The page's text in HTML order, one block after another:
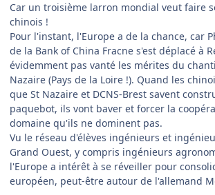
Car un troisième larron mondial veut faire
chinois !
Pour l'instant, l'Europe a de la chance, car
de la Bank of China Fracne s'est déplacé à
évidemment pas vanté les mérites du
Nazaire (Pays de la Loire !). Quand les
que St Nazaire et DCNS-Brest savent
paquebot, ils vont baver et forcer la
domaine qu'ils ne dominent pas.
Vu le réseau d'élèves ingénieurs et
Grand Ouest, y compris ingénieurs
l'Europe a intérêt à se réveiller pour
européen, peut-être autour de l'allemand